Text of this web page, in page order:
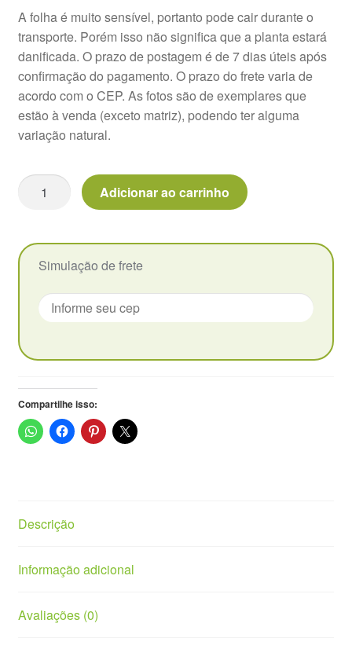
Perguntas frequentes
Placas de Identificação
Raras
Vasos
A folha é muito sensível, portanto pode cair durante o
transporte. Porém isso não significa que a planta estará
danificada. O prazo de postagem é de 7 dias úteis após
confirmação do pagamento. O prazo do frete varia de
acordo com o CEP. As fotos são de exemplares que
estão à venda (exceto matriz), podendo ter alguma
variação natural.
Echeveria
Colonia
-
quantidade
Adicionar ao carrinho
Simulação de frete
Compartilhe isso:
Descrição
Informação adicional
Avaliações (0)